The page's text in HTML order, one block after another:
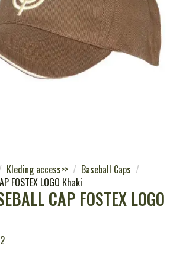
Kleding access>>
Baseball Caps
FOSTEX LOGO Khaki
CAP FOSTEX LOGO